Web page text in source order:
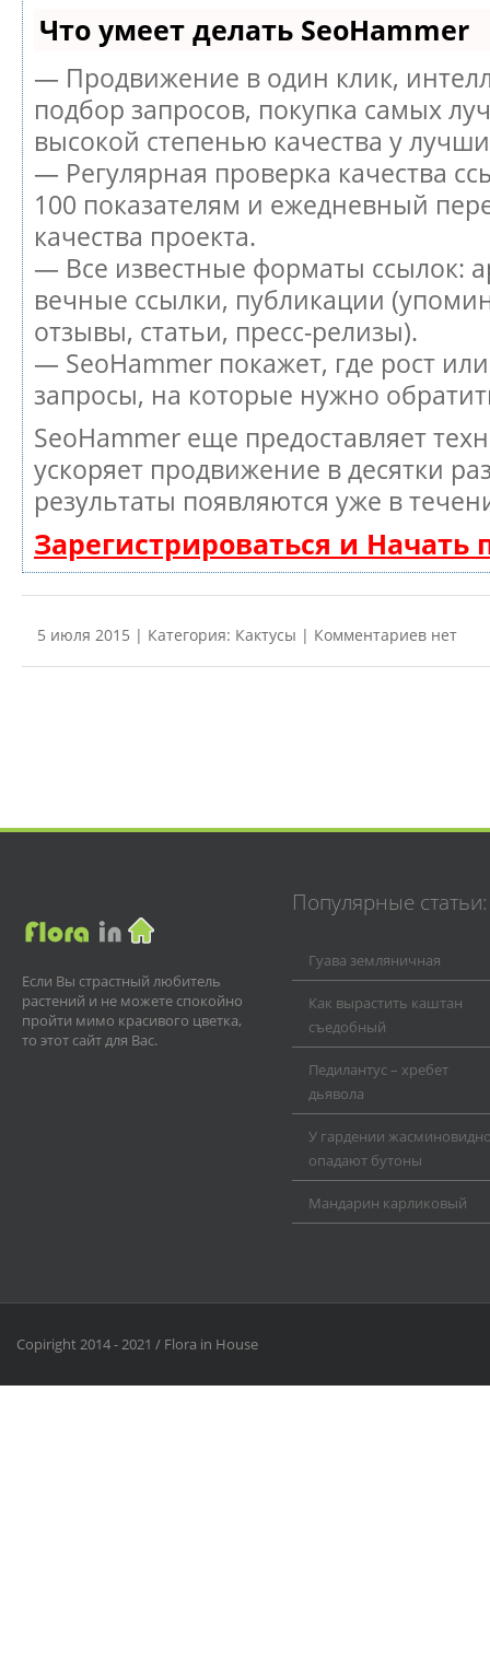
Что умеет делать SeoHammer
— Продвижение в один клик,
подбор запросов, покупка самых
высокой степенью качества у
— Регулярная проверка качества
100 показателям и ежедневный
качества проекта.
— Все известные форматы ссылок:
вечные ссылки, публикации
отзывы, статьи, пресс-релизы).
— SeoHammer покажет, где рост
запросы, на которые нужно
SeoHammer еще предоставляет
ускоряет продвижение в десятки
результаты появляются уже в
Зарегистрироваться и
5 июля 2015 | Категория: Кактусы | Комментариев нет
Популярные статьи:
Гуава земляничная
Как вырастить каштан
съедобный
Педилантус – хребет
дьявола
У гардении
опадают бутоны
Мандарин карликовый
Если Вы страстный любитель
растений и не можете спокойно
пройти мимо красивого цветка,
то этот сайт для Вас.
Copiright 2014 - 2021 / Flora in House